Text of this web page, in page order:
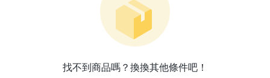
找不到商品嗎？換換其他條件吧！